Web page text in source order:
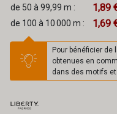
de 50 à 99,99 m : 1,89
de 100 à 10 000 m : 1,69
Pour bénéficier
obtenues en
dans des motifs